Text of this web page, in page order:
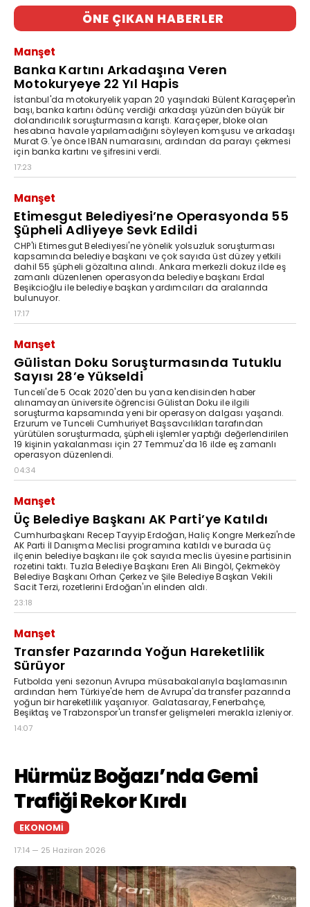
ÖNE ÇIKAN HABERLER
Manşet
Banka Kartını Arkadaşına Veren
Motokuryeye 22 Yıl Hapis
İstanbul'da motokuryelik yapan 20 yaşındaki Bülent Karaçeper'in
başı, banka kartını ödünç verdiği arkadaşı yüzünden büyük bir
dolandırıcılık soruşturmasına karıştı. Karaçeper, bloke olan
hesabına havale yapılamadığını söyleyen komşusu ve arkadaşı
Murat G.'ye önce IBAN numarasını, ardından da parayı çekmesi
için banka kartını ve şifresini verdi.
17:23
Manşet
Etimesgut Belediyesi’ne Operasyonda 55
Şüpheli Adliyeye Sevk Edildi
CHP'li Etimesgut Belediyesi'ne yönelik yolsuzluk soruşturması
kapsamında belediye başkanı ve çok sayıda üst düzey yetkili
dahil 55 şüpheli gözaltına alındı. Ankara merkezli dokuz ilde eş
zamanlı düzenlenen operasyonda belediye başkanı Erdal
Beşikcioğlu ile belediye başkan yardımcıları da aralarında
bulunuyor.
17:17
Manşet
Gülistan Doku Soruşturmasında Tutuklu
Sayısı 28’e Yükseldi
Tunceli'de 5 Ocak 2020'den bu yana kendisinden haber
alınamayan üniversite öğrencisi Gülistan Doku ile ilgili
soruşturma kapsamında yeni bir operasyon dalgası yaşandı.
Erzurum ve Tunceli Cumhuriyet Başsavcılıkları tarafından
yürütülen soruşturmada, şüpheli işlemler yaptığı değerlendirilen
19 kişinin yakalanması için 27 Temmuz'da 16 ilde eş zamanlı
operasyon düzenlendi.
04:34
Manşet
Üç Belediye Başkanı AK Parti’ye Katıldı
Cumhurbaşkanı Recep Tayyip Erdoğan, Haliç Kongre Merkezi'nde
AK Parti İl Danışma Meclisi programına katıldı ve burada üç
ilçenin belediye başkanı ile çok sayıda meclis üyesine partisinin
rozetini taktı. Tuzla Belediye Başkanı Eren Ali Bingöl, Çekmeköy
Belediye Başkanı Orhan Çerkez ve Şile Belediye Başkan Vekili
Sacit Terzi, rozetlerini Erdoğan'ın elinden aldı.
23:18
Manşet
Transfer Pazarında Yoğun Hareketlilik
Sürüyor
Futbolda yeni sezonun Avrupa müsabakalarıyla başlamasının
ardından hem Türkiye'de hem de Avrupa'da transfer pazarında
yoğun bir hareketlilik yaşanıyor. Galatasaray, Fenerbahçe,
Beşiktaş ve Trabzonspor'un transfer gelişmeleri merakla izleniyor.
14:07